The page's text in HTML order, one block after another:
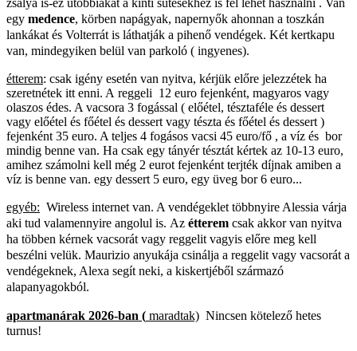
zsálya is-ez utóbbiakat a kinti sütésekhez is fel lehet használni . Van
egy medence, körben napágyak, napernyők ahonnan a toszkán
lankákat és Volterrát is láthatják a pihenő vendégek. Két kertkapu
van, mindegyiken belül van parkoló ( ingyenes).
étterem: csak igény esetén van nyitva, kérjük előre jelezzétek ha
szeretnétek itt enni. A reggeli 12 euro fejenként, magyaros vagy
olaszos édes. A vacsora 3 fogással ( előétel, tésztaféle és dessert
vagy előétel és főétel és dessert vagy tészta és főétel és dessert )
fejenként 35 euro. A teljes 4 fogásos vacsi 45 euro/fő , a víz és bor
mindig benne van. Ha csak egy tányér tésztát kértek az 10-13 euro,
amihez számolni kell még 2 eurot fejenként terjték díjnak amiben a
víz is benne van. egy dessert 5 euro, egy üveg bor 6 euro...
egyéb: Wireless internet van. A vendégeklet többnyire Alessia várja
aki tud valamennyire angolul is. Az étterem csak akkor van nyitva
ha többen kérnek vacsorát vagy reggelit vagyis előre meg kell
beszélni velük. Maurizio anyukája csinálja a reggelit vagy vacsorát a
vendégeknek, Alexa segít neki, a kiskertjéből származó
alapanyagokból.
apartmanárak 2026-ban ( maradtak) Nincsen kötelező hetes
turnus!